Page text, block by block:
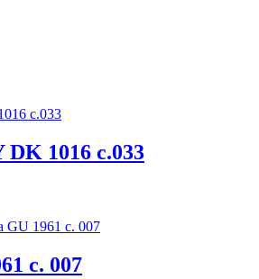
1016 c.033
с. 007